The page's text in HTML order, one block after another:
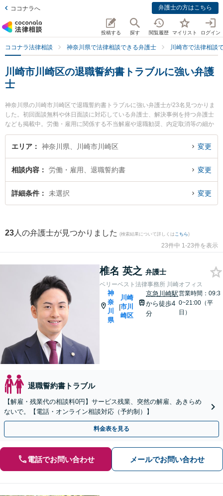
ココナラへ 弁護士の方はこちら
投稿する 探す 閲覧履歴 マイリスト ログイン
ココナラ法律相談 神奈川県で法律相談できる弁護士 川崎市で法律相談
川崎市川崎区の退職誓約書トラブルに強い弁護
士
神奈川県の川崎市川崎区で退職誓約書トラブルに強い弁護士が23名見つかりま
した。初回面談無料や休日面談に対応している弁護士、解決事例を持つ弁護士
なども掲載中。労働・雇用に関係する不当解雇や退職勧奨、内定取消等の細か
な分野での絞り込み検索もでき便利です。特にベリーベスト法律事務所 川崎オ
フィスの椎名 英之弁護士や川村篤志法律事務所の山﨑 倫樹弁護士、川崎つばさ
のトラブルを今すぐに弁護士に相談したい』『退職誓約書トラブルのトラブル
解決の実績豊富な近くの弁護士を検索したい』『初回相談無料で退職誓約書ト
ラブルを法律相談できる川崎市川崎区内の弁護士に相談予約したい』などでお
エリア 神奈川県、川崎市川崎区 変更
相談内容 労働・雇用、退職誓約書 変更
詳細条件 未選択 変更
23 人の弁護士が見つかりました (検索結果について詳しくは こちら)
23件中 1-23件を表示
椎名 英之 弁護士
ベリーベスト法律事務所 川崎オフィス
神
奈
川
県
|
川崎
市川
崎区
京急川崎駅
から徒歩4
分
営業時間：09:3
0~21:00（平
日）
退職誓約書トラブル
【解雇・残業代の相談料0円】サービス残業、突然の解雇、あきらめ
ないで。【電話・オンライン相談対応（予約制）】
料金表を見る
電話でお問い合わせ メールでお問い合わせ